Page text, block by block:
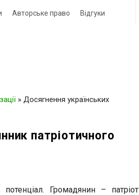
Авторське право Відгуки
» Досягнення українських
патріотичного
Громадянин – патріот